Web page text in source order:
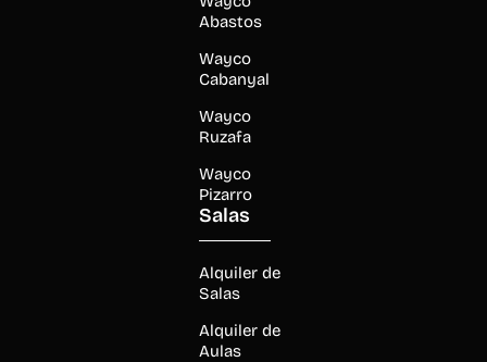
Abastos
Wayco
Cabanyal
Wayco
Ruzafa
Wayco
Pizarro
Salas
Alquiler de
Salas
Alquiler de
Aulas